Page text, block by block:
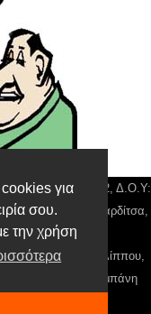
για
σου.
την χρήση
ΑΦΜ: 043750542, Δ.Ο.Υ:
10 τ.κ 43132 Καρδίτσα,
Παναγιώτης Φιλίππου,
Σύνταξης: Μπαλαμπάνη
Φιλίππου